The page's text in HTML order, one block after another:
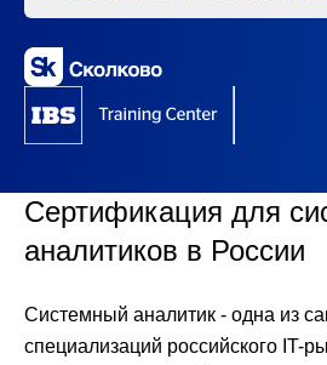
Сертификация для
аналитиков в России
Системный аналитик - одна из
специализаций российского IT-